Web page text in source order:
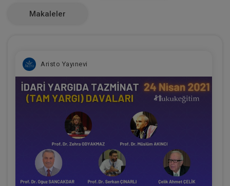
Makaleler
Aristo Yayınevi